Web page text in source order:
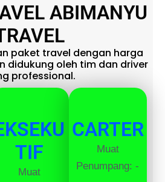
ABIMANYU
paket travel dengan harga
didukung oleh tim dan driver
professional.
TIF
Muat
CARTER
Muat
Penumpang: -